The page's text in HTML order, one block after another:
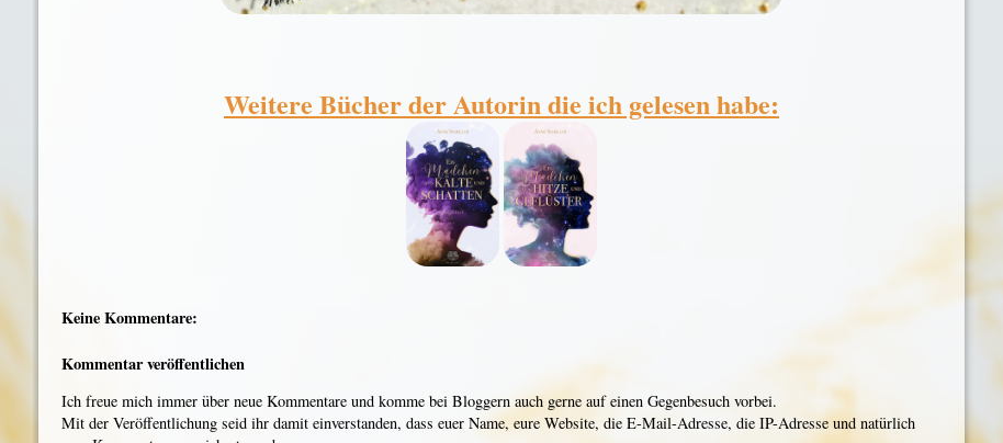
Weitere Bücher der Autorin die ich gelesen habe:
Keine Kommentare:
Kommentar veröffentlichen
Ich freue mich immer über neue Kommentare und komme bei Bloggern auch gerne auf einen Gegenbesuch vorbei.
Mit der Veröffentlichung seid ihr damit einverstanden, dass euer Name, eure Website, die E-Mail-Adresse, die IP-Adresse und natürlich